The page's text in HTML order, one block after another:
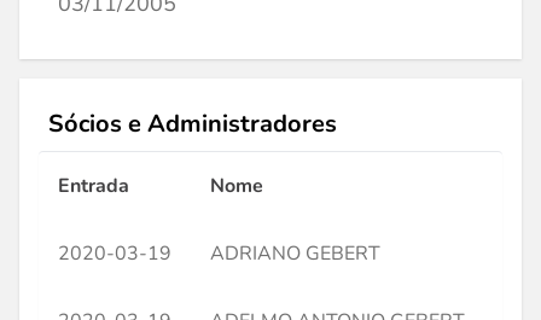
Sócios e Administradores
Entrada Nome
2020-03-19 ADRIANO GEBERT